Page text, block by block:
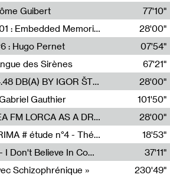
Guibert
77'10"
Radia Show Show #1101 : Embedded Memories by Jimmy Peggie / radioart106
28'00"
: Hugo Pernet
Pernet
07'54"
des Sirènes
67'21"
Radia Show #1100 : 74.48 DB(A) BY IGOR ŠTROMAJER FOR RADIO X
28'00"
Gauthier
Gauthier
101'50"
Radia Show #1099: TEA FM LORCA AS A DREAM
28'00"
Mimésis : MATERIA PRIMA # étude n°4 - Théâtre de l’Aquarium
della Crisi
18'53"
Ok Deluxe (full album) - I Don't Believe In Computing
37'11"
Schizophrénique »
230'49"